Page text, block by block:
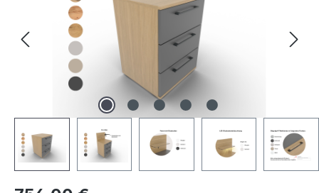
Regulärer Preis: